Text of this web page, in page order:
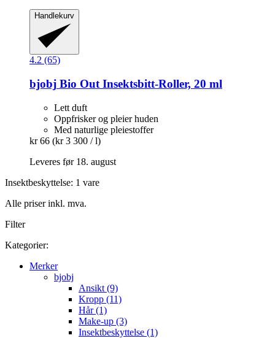
Handlekurv
4.2 (65)
bjobj Bio Out Insektsbitt-​Roller, 20 ml
Lett duft
Oppfrisker og pleier huden
Med naturlige pleiestoffer
kr 66 (kr 3 300 / l)
Leveres før 18. august
Insektbeskyttelse: 1 vare
Alle priser inkl. mva.
Filter
Kategorier:
Merker
bjobj
Ansikt (9)
Kropp (11)
Hår (1)
Make-up (3)
Insektbeskyttelse (1)